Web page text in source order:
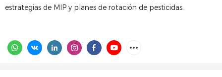
estrategias de MIP y planes de rotación de pesticidas.